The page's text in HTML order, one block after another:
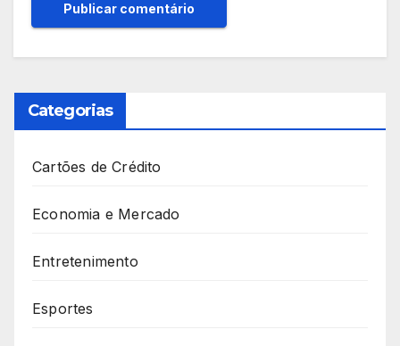
Categorias
Cartões de Crédito
Economia e Mercado
Entretenimento
Esportes